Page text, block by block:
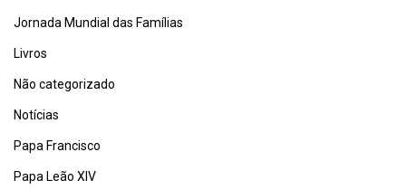
Jornada Mundial das Famílias
Livros
Não categorizado
Notícias
Papa Francisco
Papa Leão XIV